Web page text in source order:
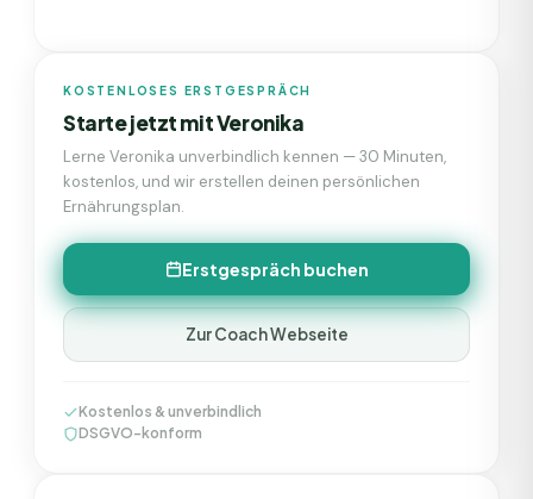
KOSTENLOSES ERSTGESPRÄCH
Starte jetzt mitVeronika
Lerne Veronika unverbindlich kennen — 30 Minuten,
kostenlos, und wir erstellen deinen persönlichen
Ernährungsplan.
Erstgespräch buchen
Zur Coach Webseite
Kostenlos & unverbindlich
DSGVO-konform